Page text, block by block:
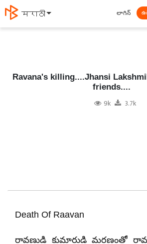
मराठी లాగిన్
Ravana's killing....Jhansi
friends....
9k 3.7k
Death Of Raavan
రావణుడి కుమారుడి మరణంతో